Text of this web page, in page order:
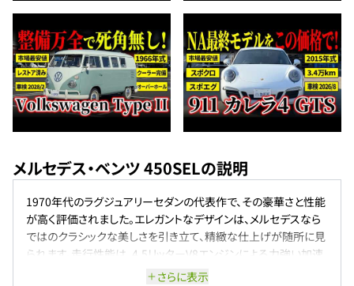
メルセデス・ベンツ 450SELの説明
1970年代のラグジュアリーセダンの代表作で、その豪華さと性能
が高く評価されました。エレガントなデザインは、メルセデスなら
ではのクラシックな美しさを引き立て、精緻な仕上げが随所に見
られます。走行性能は、4.5リッターV8エンジンによる力強い加速
と、優れたサスペンションシステムにより、滑らかで安定した走行
さらに表示